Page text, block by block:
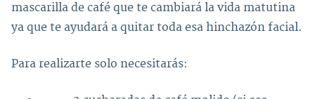
mascarilla de café que te cambiará la vida matutina
ya que te ayudará a quitar toda esa hinchazón facial.
Para realizarte solo necesitarás: